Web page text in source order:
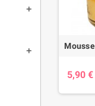


5,90 €